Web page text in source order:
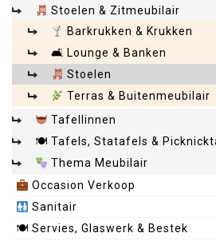
Stoelen & Zitmeubilair
Barkrukken & Krukken
🛋 Lounge & Banken
Stoelen
Terras & Buitenmeubilair
Tafellinnen
🍽 Tafels, Statafels &
Thema Meubilair
Occasion Verkoop
Sanitair
🍽 Servies, Glaswerk & Bestek